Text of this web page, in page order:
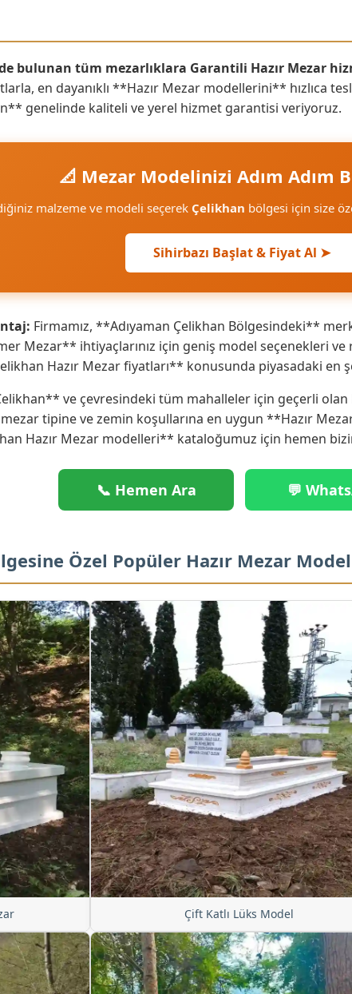
bulunan tüm mezarlıklara Garantili Hazır Mezar
en dayanıklı **Hazır Mezar modellerini** hızlıca
genelinde kaliteli ve yerel hizmet garantisi veriyoruz.
📐 Mezar Modelinizi Adım Adım
malzeme ve modeli seçerek Çelikhan bölgesi için size
Sihirbazı Başlat & Fiyat Al ➤
Firmamız, **Adıyaman Çelikhan Bölgesindeki**
Mezar** ihtiyaçlarınız için geniş model seçenekleri
Hazır Mezar fiyatları** konusunda piyasadaki en
ve çevresindeki tüm mahalleler için geçerli olan
tipine ve zemin koşullarına en uygun **Hazır
Hazır Mezar modelleri** kataloğumuz için hemen
📞 Hemen Ara 💬
Özel Popüler Hazır Mezar
Çift Katlı Lüks Model